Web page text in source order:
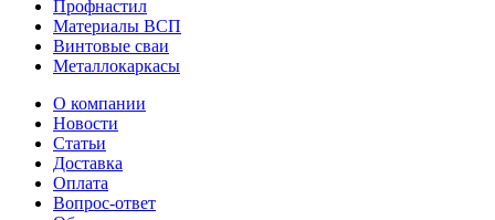
Профнастил
Материалы ВСП
Винтовые сваи
Металлокаркасы
О компании
Новости
Статьи
Доставка
Оплата
Вопрос-ответ